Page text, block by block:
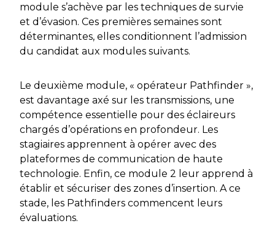
module s’achève par les techniques de survie
et d’évasion. Ces premières semaines sont
déterminantes, elles conditionnent l’admission
du candidat aux modules suivants.
Le deuxième module, « opérateur Pathfinder »,
est davantage axé sur les transmissions, une
compétence essentielle pour des éclaireurs
chargés d’opérations en profondeur. Les
stagiaires apprennent à opérer avec des
plateformes de communication de haute
technologie. Enfin, ce module 2 leur apprend à
établir et sécuriser des zones d’insertion. A ce
stade, les Pathfinders commencent leurs
évaluations.